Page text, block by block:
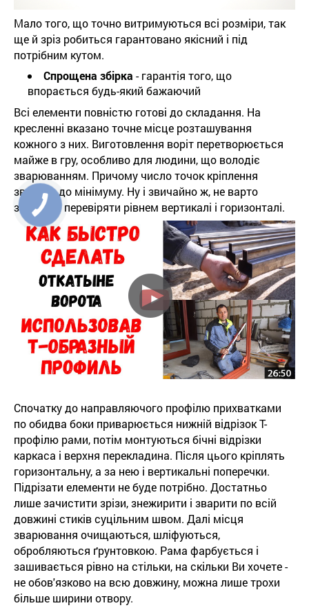
Мало того, що точно витримуються всі розміри, так
ще й зріз робиться гарантовано якісний і під
потрібним кутом.
Спрощена збірка - гарантія того, що
впорається будь-який бажаючий
Всі елементи повністю готові до складання. На
кресленні вказано точне місце розташування
кожного з них. Виготовлення воріт перетворюється
майже в гру, особливо для людини, що володіє
зварюванням. Причому число точок кріплення
зведено до мінімуму. Ну і звичайно ж, не варто
забувати перевіряти рівнем вертикалі і горизонталі.
Спочатку до направляючого профілю прихватками
по обидва боки приварюється нижній відрізок Т-
профілю рами, потім монтуються бічні відрізки
каркаса і верхня перекладина. Після цього кріплять
горизонтальну, а за нею і вертикальні поперечки.
Підрізати елементи не буде потрібно. Достатньо
лише зачистити зрізи, знежирити і зварити по всій
довжині стиків суцільним швом. Далі місця
зварювання очищаються, шліфуються,
обробляються ґрунтовкою. Рама фарбується і
зашивається рівно на стільки, на скільки Ви хочете -
не обов'язково на всю довжину, можна лише трохи
більше ширини отвору.